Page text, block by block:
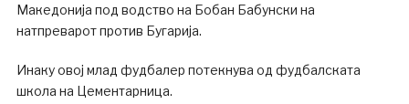
Македонија под водство на Бобан Бабунски на
натпреварот против Бугарија.
Инаку овој млад фудбалер потекнува од фудбалската
школа на Цементарница.